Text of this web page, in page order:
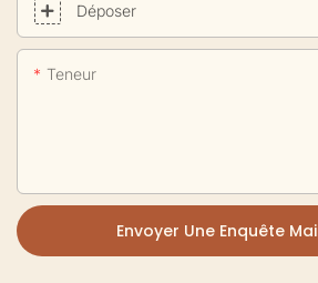
Déposer
Teneur
Envoyer Une Enquête